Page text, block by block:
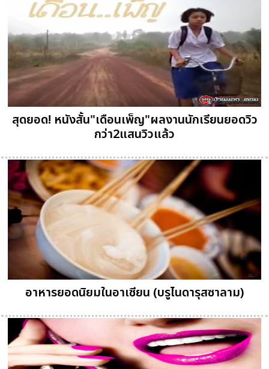
สุดยอด! หนังสั้น"เดือนเพ็ญ"ผลงานนักเรียนยอดวิว
กว่า2แสนวิวแล้ว
อาหารยอดนิยมในอาเซียน (บรูไนดารุสซาลาม)